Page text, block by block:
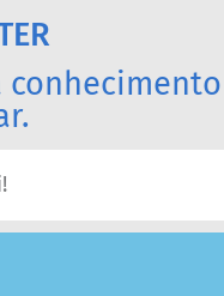
conhecimento